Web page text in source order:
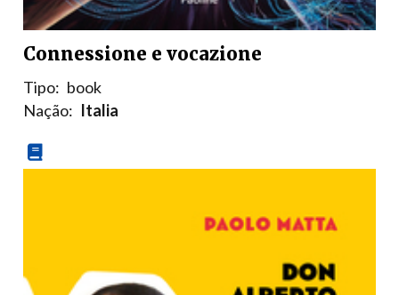
Connessione e vocazione
Tipo: book
Nação: Italia